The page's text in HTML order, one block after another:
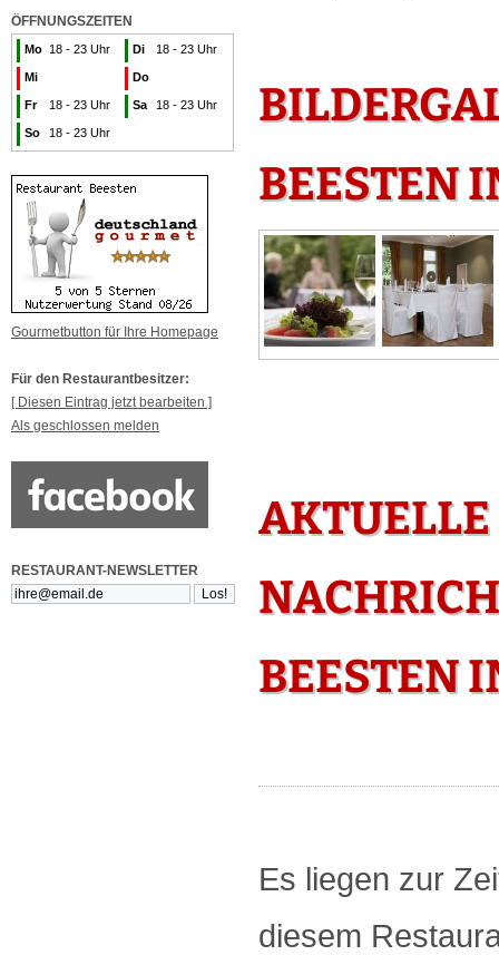
ÖFFNUNGSZEITEN
Mo 18 - 23 Uhr Di 18 - 23 Uhr
Mi Do
Fr 18 - 23 Uhr Sa 18 - 23 Uhr
So 18 - 23 Uhr
Gourmetbutton für Ihre Homepage
Für den Restaurantbesitzer:
[ Diesen Eintrag jetzt bearbeiten ]
Als geschlossen melden
RESTAURANT-NEWSLETTER
BEESTEN
BEESTEN
Es liegen zur
diesem